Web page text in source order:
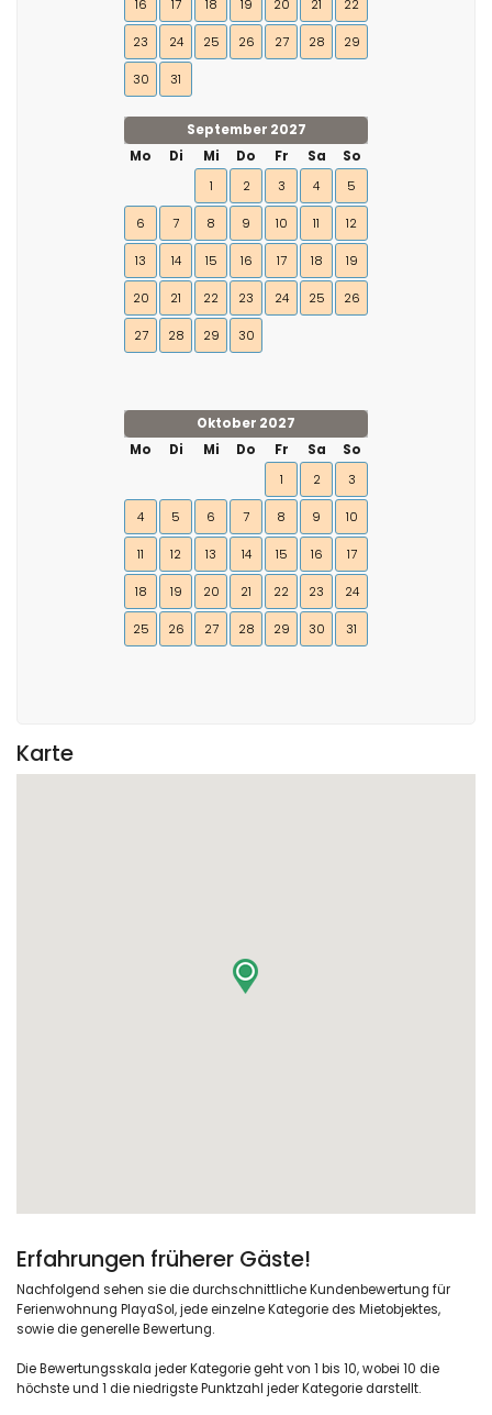
16 17 18 19 20 21 22
23 24 25 26 27 28 29
30 31
September 2027
Mo
Di Mi Do Fr Sa
So
1
2 3 4 5
6 7 8 9 10 11 12
13 14 15 16 17 18 19
20 21 22 23 24 25 26
27 28 29 30
Oktober 2027
Mo
Di Mi Do Fr Sa
So
1
2 3
4 5 6 7 8 9 10
11 12 13 14 15 16 17
18 19 20 21 22 23 24
25 26 27 28 29 30 31
Karte
Erfahrungen früherer Gäste!
Nachfolgend sehen sie die durchschnittliche Kundenbewertung für
Ferienwohnung PlayaSol, jede einzelne Kategorie des Mietobjektes,
sowie die generelle Bewertung.
Die Bewertungsskala jeder Kategorie geht von 1 bis 10, wobei 10 die
höchste und 1 die niedrigste Punktzahl jeder Kategorie darstellt.